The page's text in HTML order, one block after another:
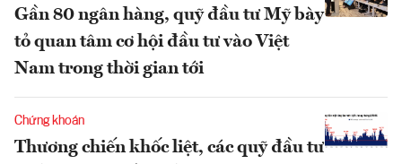
Gần 80 ngân hàng, quỹ đầu tư Mỹ bày
tỏ quan tâm cơ hội đầu tư vào Việt
Nam trong thời gian tới
Chứng khoán
Thương chiến khốc liệt, các quỹ đầu tư